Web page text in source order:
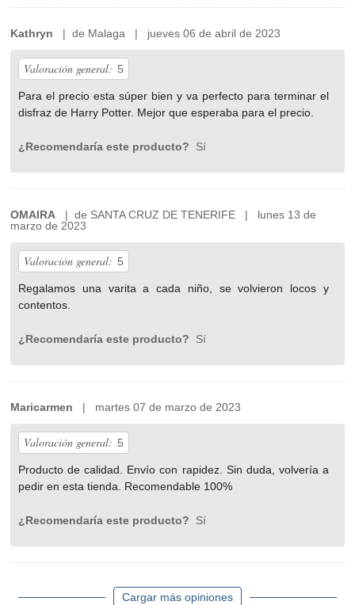
Kathryn | de Malaga | jueves 06 de abril de 2023
Valoración general: 5
Para el precio esta súper bien y va perfecto para terminar el
disfraz de Harry Potter. Mejor que esperaba para el precio.
¿Recomendaría este producto? Sí
OMAIRA | de SANTA CRUZ DE TENERIFE | lunes 13 de
marzo de 2023
Valoración general: 5
Regalamos una varita a cada niño, se volvieron locos y
contentos.
¿Recomendaría este producto? Sí
Maricarmen | martes 07 de marzo de 2023
Valoración general: 5
Producto de calidad. Envío con rapidez. Sin duda, volvería a
pedir en esta tienda. Recomendable 100%
¿Recomendaría este producto? Sí
Cargar más opiniones